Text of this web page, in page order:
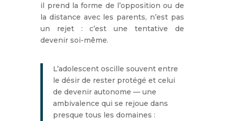
il prend la forme de l’opposition ou de
la distance avec les parents, n’est pas
un rejet : c’est une tentative de
devenir soi-même.
L’adolescent oscille souvent entre
le désir de rester protégé et celui
de devenir autonome — une
ambivalence qui se rejoue dans
presque tous les domaines :